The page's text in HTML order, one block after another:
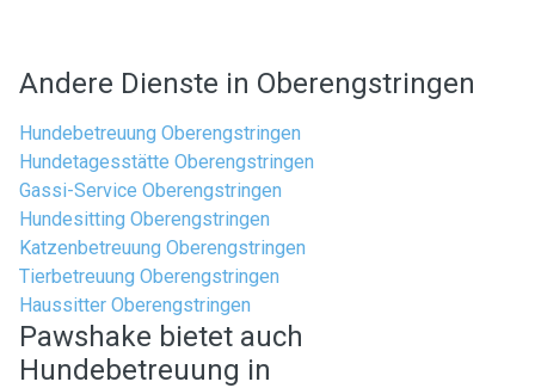
Andere Dienste in Oberengstringen
Hundebetreuung Oberengstringen
Hundetagesstätte Oberengstringen
Gassi-Service Oberengstringen
Hundesitting Oberengstringen
Katzenbetreuung Oberengstringen
Tierbetreuung Oberengstringen
Haussitter Oberengstringen
Pawshake bietet auch
Hundebetreuung in